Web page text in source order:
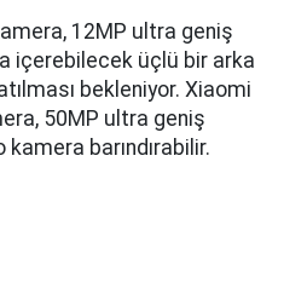
12MP ultra geniş
içerebilecek üçlü bir arka
bekleniyor. Xiaomi
50MP ultra geniş
barındırabilir.